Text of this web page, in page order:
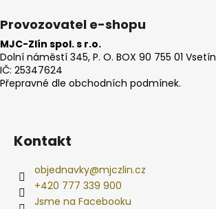
Provozovatel e-shopu
MJC-Zlín spol. s r.o.
Dolní náměstí 345, P. O. BOX 90 755 01 Vsetín
IČ: 25347624
Přepravné dle obchodních podmínek.
Kontakt
objednavky@mjczlin.cz
+420 777 339 900
Jsme na Facebooku